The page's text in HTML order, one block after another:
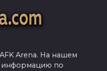
Arena. На нашем
информацию по